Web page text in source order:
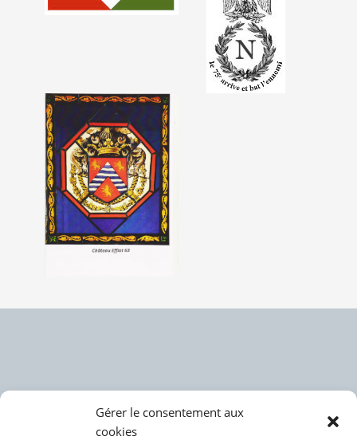
Gérer le consentement aux
cookies
Politique des cookies (UE)